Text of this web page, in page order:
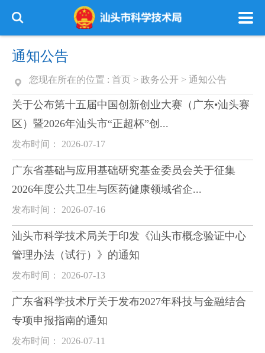
通知公告
您现在所在的位置 : 首页 > 政务公开 > 通知公告
关于公布第十五届中国创新创业大赛（广东•汕头赛
区）暨2026年汕头市“正超杯”创...
发布时间： 2026-07-17
广东省基础与应用基础研究基金委员会关于征集
2026年度公共卫生与医药健康领域省企...
发布时间： 2026-07-16
汕头市科学技术局关于印发《汕头市概念验证中心
管理办法（试行）》的通知
发布时间： 2026-07-13
广东省科学技术厅关于发布2027年科技与金融结合
专项申报指南的通知
发布时间： 2026-07-11